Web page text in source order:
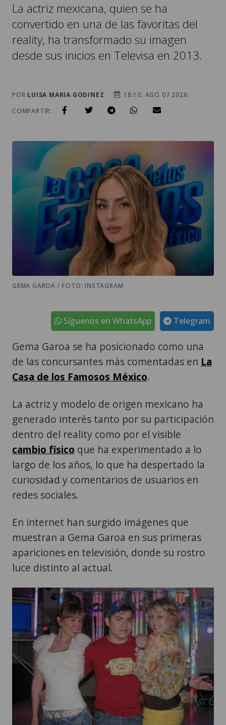
La actriz mexicana, quien se ha
convertido en una de las favoritas del
reality, ha transformado su imagen
desde sus inicios en Televisa en 2013.
POR LUISA MARIA GODINEZ
18:10, AGO 07 2026
COMPARTIR:
GEMA GAROA / FOTO: INSTAGRAM
Telegram
Síguenos en WhatsApp
Gema Garoa se ha posicionado como una
de las concursantes más comentadas en La
Casa de los Famosos México.
La actriz y modelo de origen mexicano ha
generado interés tanto por su participación
dentro del reality como por el visible
cambio físico que ha experimentado a lo
largo de los años, lo que ha despertado la
curiosidad y comentarios de usuarios en
redes sociales.
En internet han surgido imágenes que
muestran a Gema Garoa en sus primeras
apariciones en televisión, donde su rostro
luce distinto al actual.